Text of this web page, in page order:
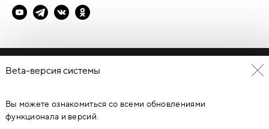
Политика конфиденциальности
© Каталог дверей - DverProf, 2021-2026Материалы сайта
являются объектами авторского права. Запрещается
копирование, распространение, любое использование
Beta-версия системы
Вы можете ознакомиться со всеми обновлениями
функционала и версий.